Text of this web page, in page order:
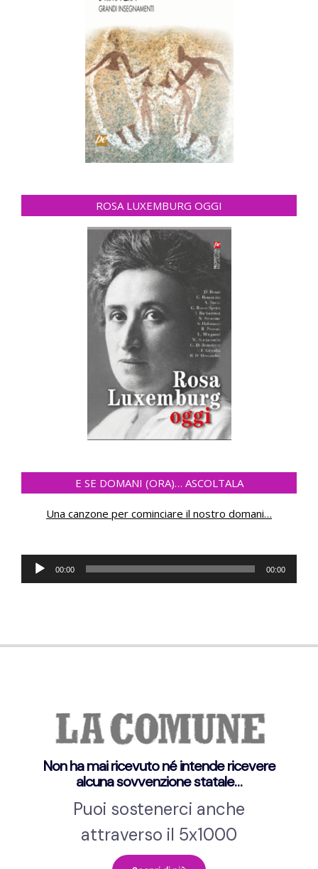
ROSA LUXEMBURG OGGI
E SE DOMANI (ORA)… ASCOLTALA
Una canzone per cominciare il nostro domani…
Audio-
Player
00:00 00:00
Non ha mai ricevuto né intende ricevere
alcuna sovvenzione statale…
Puoi sostenerci anche
attraverso il 5x1000